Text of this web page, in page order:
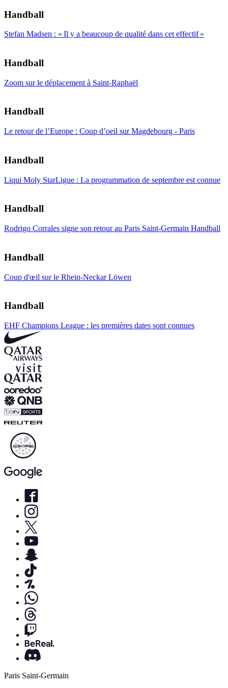
Handball
Stefan Madsen : « Il y a beaucoup de qualité dans cet effectif »
Handball
Zoom sur le déplacement à Saint-Raphaël
Handball
Le retour de l’Europe : Coup d’oeil sur Magdebourg - Paris
Handball
Liqui Moly StarLigue : La programmation de septembre est connue
Handball
Rodrigo Corrales signe son retour au Paris Saint-Germain Handball
Handball
Coup d'œil sur le Rhein-Neckar Löwen
Handball
EHF Champions League : les premières dates sont connues
Paris Saint-Germain